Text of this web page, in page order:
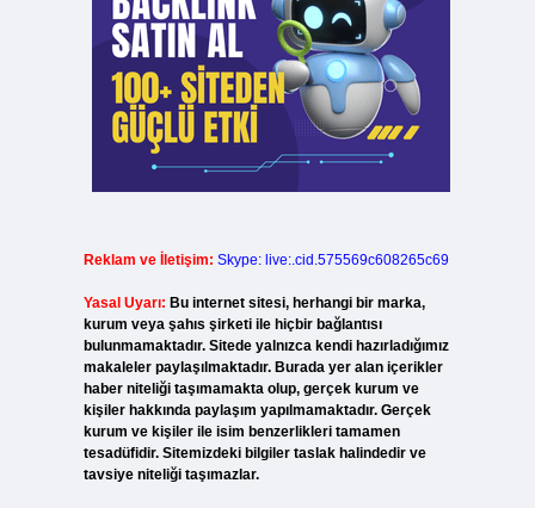
Reklam ve İletişim: Skype: live:.cid.575569c608265c69
Yasal Uyarı: Bu internet sitesi, herhangi bir marka,
kurum veya şahıs şirketi ile hiçbir bağlantısı
bulunmamaktadır. Sitede yalnızca kendi hazırladığımız
makaleler paylaşılmaktadır. Burada yer alan içerikler
haber niteliği taşımamakta olup, gerçek kurum ve
kişiler hakkında paylaşım yapılmamaktadır. Gerçek
kurum ve kişiler ile isim benzerlikleri tamamen
tesadüfidir. Sitemizdeki bilgiler taslak halindedir ve
tavsiye niteliği taşımazlar.